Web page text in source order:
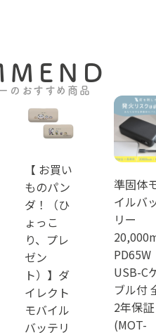
のおすすめ商品
【 お買い
ものパン
ダ！（ひ
ょっこ
り、プレ
ゼン
ト）】ダ
イレクト
モバイル
バッテリ
準固体
イルバ
リー
PD65W
USB-C
ブル付
2年保証
(MOT-